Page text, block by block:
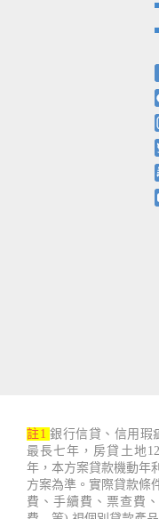
註1 銀行信貸、信用瑕
最長七年，房貸土地
年，本方案貸款機動年
方案為準。實際貸款條
費、手續費、票查費